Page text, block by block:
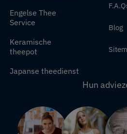
Engelse Thee
Service
Keramische
theepot
Japanse theedienst
Blog
Hun